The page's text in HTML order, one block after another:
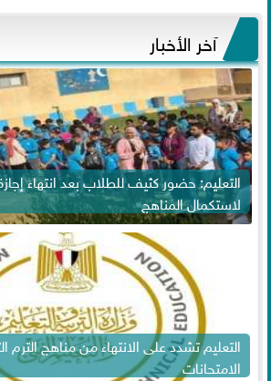
آخر الأخبار
التعليم: حضور كثيف للطلاب بعد انتهاء
لاستكمال المناهج
الامتحانات